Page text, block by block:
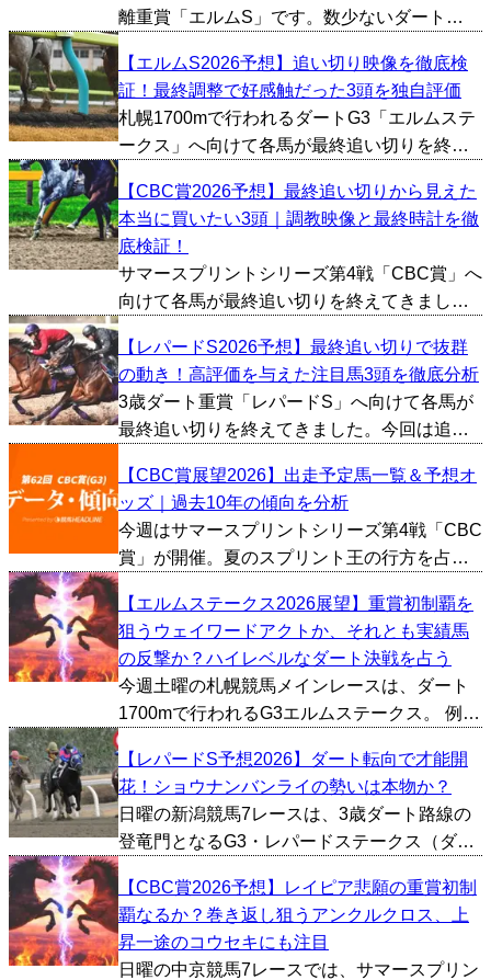
離重賞「エルムS」です。数少ないダート
もあり、コース適性や、距離適性を絡めた予
想をする必要がありそうです。ということで
今回は過去10年間...
【エルムS2026予想】追い切り映像を徹底検
証！最終調整で好感触だった3頭を独自評価
札幌1700mで行われるダートG3「エルムステ
ークス」へ向けて各馬が最終追い切りを終え
週前の内容などから総合的に好調馬を判断
し、とくに評価が高かった馬を3頭ピックアッ
プしました。...
【CBC賞2026予想】最終追い切りから見えた
本当に買いたい3頭｜調教映像と最終時計を徹
底検証！
サマースプリントシリーズ第4戦「CBC賞」へ
向けて各馬が最終追い切りを終えてきまし
容などから総合的に好調馬を判断し、とくに
評価が高かった馬を3頭ピックアップしまし
た。 レイピア（...
【レパードS2026予想】最終追い切りで抜群
の動き！高評価を与えた注目馬3頭を徹底分析
3歳ダート重賞「レパードS」へ向けて各馬が
最終追い切りを終えてきました。今回は追い
的に好調馬を判断し、とくに評価が高かった
馬を3頭ピックアップしました。 メルカント
ゥール（牡3、...
【CBC賞展望2026】出走予定馬一覧＆予想オ
ッズ｜過去10年の傾向を分析
今週はサマースプリントシリーズ第4戦「CBC
賞」が開催。夏のスプリント王の行方を占う
去10年間のデータをもとにCBC賞の傾向を探
っていきたいと思います。 ■上位人気が不
振、穴馬の選...
【エルムステークス2026展望】重賞初制覇を
狙うウェイワードアクトか、それとも実績馬
の反撃か？ハイレベルなダート決戦を占う
今週土曜の札幌競馬メインレースは、ダート
1700mで行われるG3エルムステークス。 例年
が、今年は近年の中でも屈指といえるほどメ
ンバーが充実。勢い十分の上がり馬と実績馬
が真正面から激...
【レパードS予想2026】ダート転向で才能開
花！ショウナンバンライの勢いは本物か？
日曜の新潟競馬7レースは、3歳ダート路線の
登竜門となるG3・レパードステークス（ダー
ークスは、秋のダート重賞やJpn1戦線へ向か
う素質馬が集結する一戦だ。ここを勝った馬
が古馬...
【CBC賞2026予想】レイピア悲願の重賞初制
覇なるか？巻き返し狙うアンクルクロス、上
昇一途のコウセキにも注目
日曜の中京競馬7レースでは、サマースプリン